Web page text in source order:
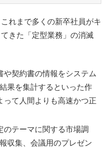
れまで多くの新卒社員がキ
きた「定型業務」の消滅
や契約書の情報をシステム
果を集計するといった作
って人間よりも高速かつ正
のテーマに関する市場調
収集、会議用のプレゼン